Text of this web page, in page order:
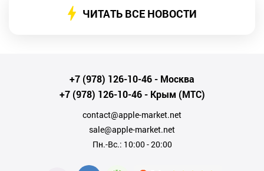
ЧИТАТЬ ВСЕ НОВОСТИ
+7 (978) 126-10-46- Москва
+7 (978) 126-10-46- Крым (МТС)
contact@apple-market.net
sale@apple-market.net
Пн.-Вс.: 10:00 - 20:00